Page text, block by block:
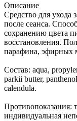
Описание
Средство для ухода
после сеанса.
сохранению цвета
восстановления.
парафина, эфирных
Состав: aqua,
parkii butter,
calendula.
Противопоказания:
индивидуальная